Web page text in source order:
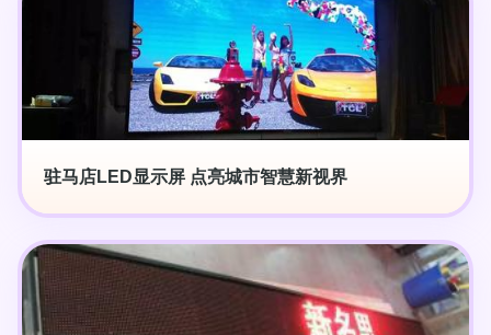
驻马店LED显示屏 点亮城市智慧新视界